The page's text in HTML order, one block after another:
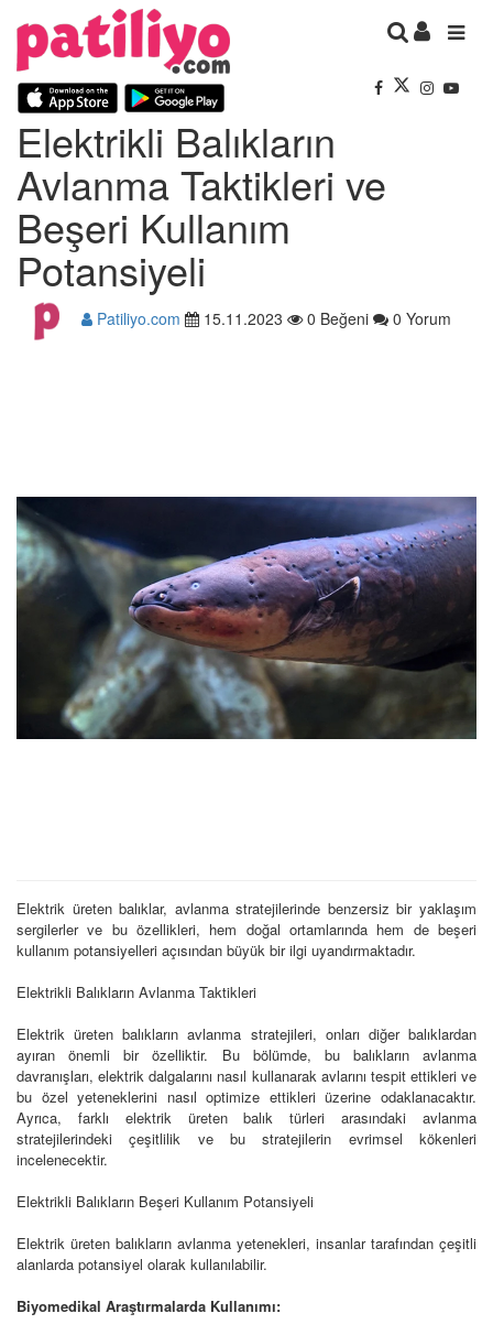
Elektrikli Balıkların
Avlanma Taktikleri ve
Beşeri Kullanım
Potansiyeli
Patiliyo.com 15.11.2023 0 Beğeni 0 Yorum
Elektrik üreten balıklar, avlanma stratejilerinde benzersiz bir yaklaşım
sergilerler ve bu özellikleri, hem doğal ortamlarında hem de beşeri
kullanım potansiyelleri açısından büyük bir ilgi uyandırmaktadır.
Elektrikli Balıkların Avlanma Taktikleri
Elektrik üreten balıkların avlanma stratejileri, onları diğer balıklardan
ayıran önemli bir özelliktir. Bu bölümde, bu balıkların avlanma
davranışları, elektrik dalgalarını nasıl kullanarak avlarını tespit ettikleri ve
bu özel yeteneklerini nasıl optimize ettikleri üzerine odaklanacaktır.
Ayrıca, farklı elektrik üreten balık türleri arasındaki avlanma
stratejilerindeki çeşitlilik ve bu stratejilerin evrimsel kökenleri
incelenecektir.
Elektrikli Balıkların Beşeri Kullanım Potansiyeli
Elektrik üreten balıkların avlanma yetenekleri, insanlar tarafından çeşitli
alanlarda potansiyel olarak kullanılabilir.
Biyomedikal Araştırmalarda Kullanımı: